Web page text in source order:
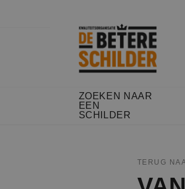
ZOEKEN NAAR
EEN
SCHILDER
TERUG